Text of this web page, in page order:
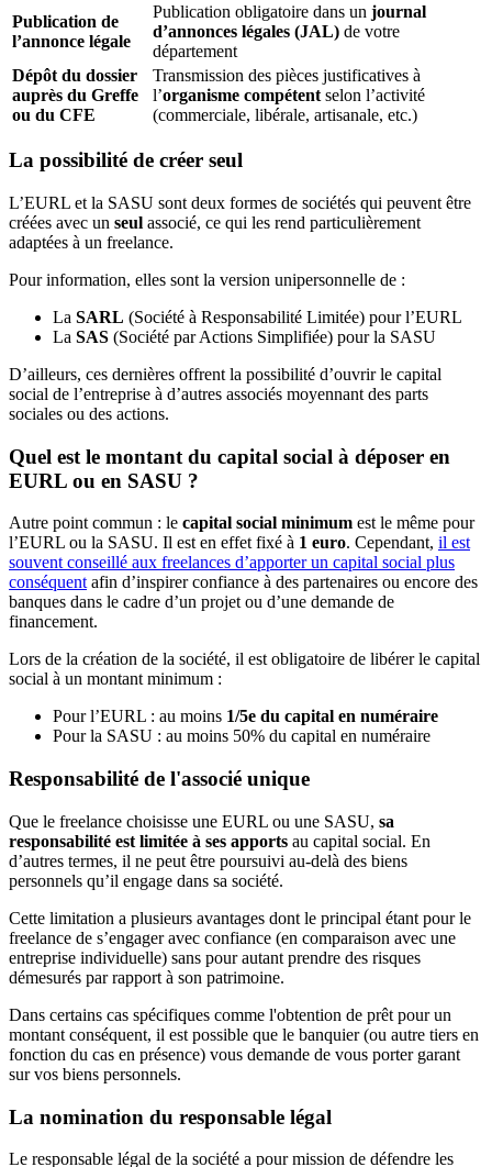
Publication de
l’annonce légale
Publication obligatoire dans un journal
d’annonces légales (JAL) de votre
département
Dépôt du dossier
auprès du Greffe
ou du CFE
Transmission des pièces justificatives à
l’organisme compétent selon l’activité
(commerciale, libérale, artisanale, etc.)
La possibilité de créer seul
L’EURL et la SASU sont deux formes de sociétés qui peuvent être
créées avec un seul associé, ce qui les rend particulièrement
adaptées à un freelance.
Pour information, elles sont la version unipersonnelle de :
La SARL (Société à Responsabilité Limitée) pour l’EURL
La SAS (Société par Actions Simplifiée) pour la SASU
D’ailleurs, ces dernières offrent la possibilité d’ouvrir le capital
social de l’entreprise à d’autres associés moyennant des parts
sociales ou des actions.
Quel est le montant du capital social à déposer en
EURL ou en SASU ?
Autre point commun : le capital social minimum est le même pour
l’EURL ou la SASU. Il est en effet fixé à 1 euro. Cependant, il est
souvent conseillé aux freelances d’apporter un capital social plus
conséquentafin d’inspirer confiance à des partenaires ou encore des
banques dans le cadre d’un projet ou d’une demande de
financement.
Lors de la création de la société, il est obligatoire de libérer le capital
social à un montant minimum :
Pour l’EURL : au moins 1/5e du capital en numéraire
Pour la SASU : au moins 50% du capital en numéraire
Responsabilité de l'associé unique
Que le freelance choisisse une EURL ou une SASU, sa
responsabilité est limitée à ses apports au capital social. En
d’autres termes, il ne peut être poursuivi au-delà des biens
personnels qu’il engage dans sa société.
Cette limitation a plusieurs avantages dont le principal étant pour le
freelance de s’engager avec confiance (en comparaison avec une
entreprise individuelle) sans pour autant prendre des risques
démesurés par rapport à son patrimoine.
Dans certains cas spécifiques comme l'obtention de prêt pour un
montant conséquent, il est possible que le banquier (ou autre tiers en
fonction du cas en présence) vous demande de vous porter garant
sur vos biens personnels.
La nomination du responsable légal
Le responsable légal de la société a pour mission de défendre les